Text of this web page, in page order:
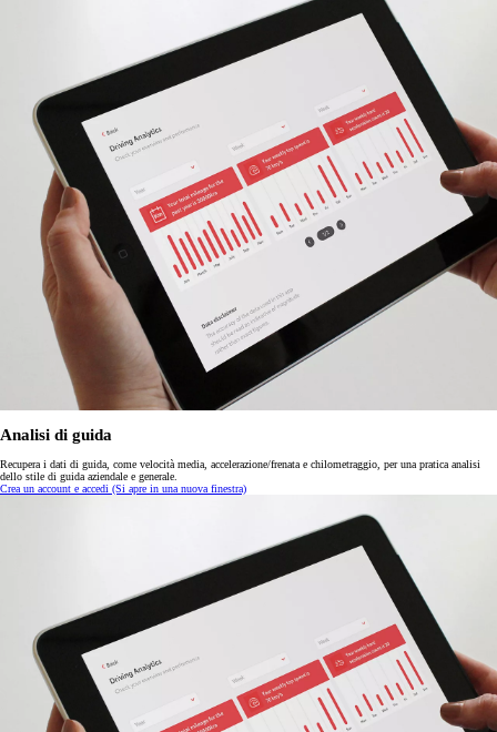
Analisi di guida
Recupera i dati di guida, come velocità media, accelerazione/frenata e chilometraggio, per una pratica analisi
dello stile di guida aziendale e generale.
Crea un account e accedi (Si apre in una nuova finestra)